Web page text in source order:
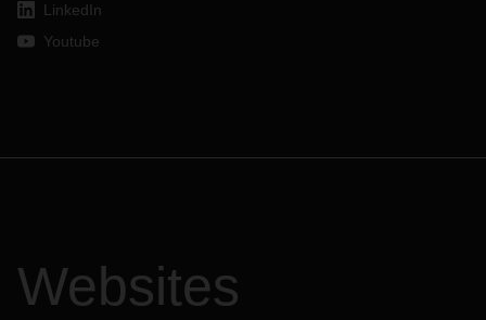
LinkedIn
Youtube
Websites